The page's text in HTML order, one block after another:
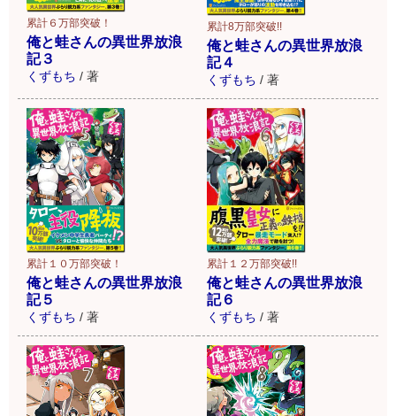
累計６万部突破！
俺と蛙さんの異世界放浪
記３
くずもち / 著
累計8万部突破!!
俺と蛙さんの異世界放浪
記４
くずもち / 著
累計１０万部突破！
俺と蛙さんの異世界放浪
記５
くずもち / 著
累計１２万部突破!!
俺と蛙さんの異世界放浪
記６
くずもち / 著